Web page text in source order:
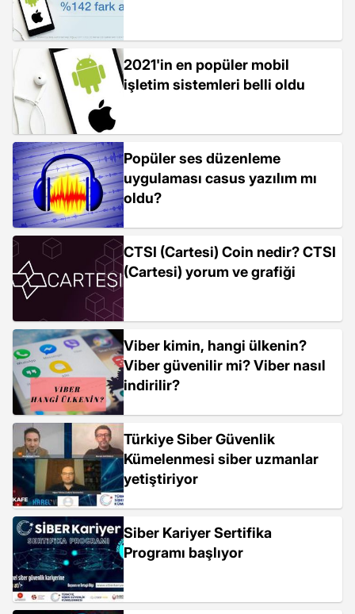
2021'in en popüler mobil
işletim sistemleri belli oldu
Popüler ses düzenleme
uygulaması casus yazılım mı
oldu?
CTSI (Cartesi) Coin nedir? CTSI
(Cartesi) yorum ve grafiği
Viber kimin, hangi ülkenin?
Viber güvenilir mi? Viber nasıl
indirilir?
Türkiye Siber Güvenlik
Kümelenmesi siber uzmanlar
yetiştiriyor
Siber Kariyer Sertifika
Programı başlıyor